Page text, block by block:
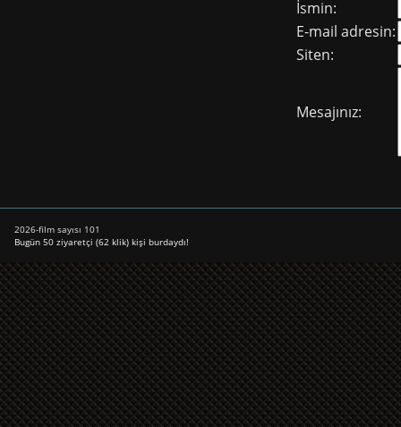
İsmin:
E-mail adresin:
Siten:
Mesajınız:
2026-film sayısı 101
Bugün 50 ziyaretçi (62 klik) kişi burdaydı!